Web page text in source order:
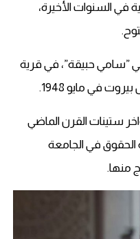
السنوات الأخيرة،
”سامي حبيقة”، في قرية
في مايو 1948.
ستينات القرن الماضي
الحقوق في الجامعة
منها.